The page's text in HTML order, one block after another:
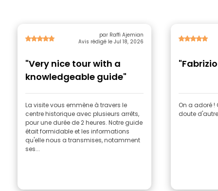
par Raffi Ajemian
Avis rédigé le Jul 18, 2026
"Very nice tour with a
knowledgeable guide"
La visite vous emmène à travers le
centre historique avec plusieurs arrêts,
pour une durée de 2 heures. Notre guide
était formidable et les informations
qu'elle nous a transmises, notamment
ses...
On a adoré !
doute